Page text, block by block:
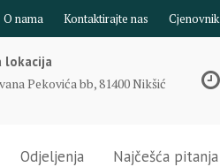
O nama Kontaktirajte nas Cjenovnik
lokacija
Pekovića bb, 81400 Nikšić
Odjeljenja Najčešća pitanja